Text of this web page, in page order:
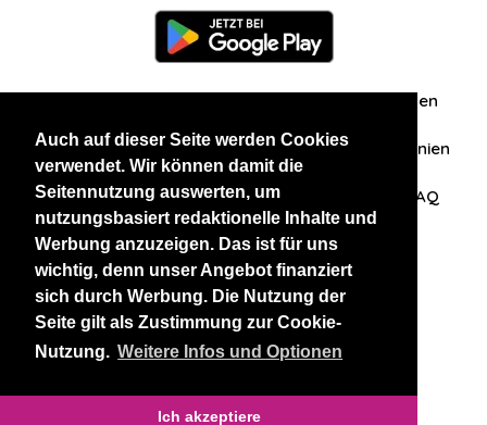
Auch auf dieser Seite werden Cookies
verwendet. Wir können damit die
Seitennutzung auswerten, um
nutzungsbasiert redaktionelle Inhalte und
Werbung anzuzeigen. Das ist für uns
wichtig, denn unser Angebot finanziert
sich durch Werbung. Die Nutzung der
Seite gilt als Zustimmung zur Cookie-
Nutzung. Weitere Infos und Optionen
Ich akzeptiere
Zuschriften/Erfahrungen
Datenschutzerklärung AGB Datenschutzrichtlinien
Nehmen Sie Kontakt mit uns auf FAQ
Unsere anderen Websites
BlackAndBeauties RussianKisses
Copyright 2026 thaidatevip